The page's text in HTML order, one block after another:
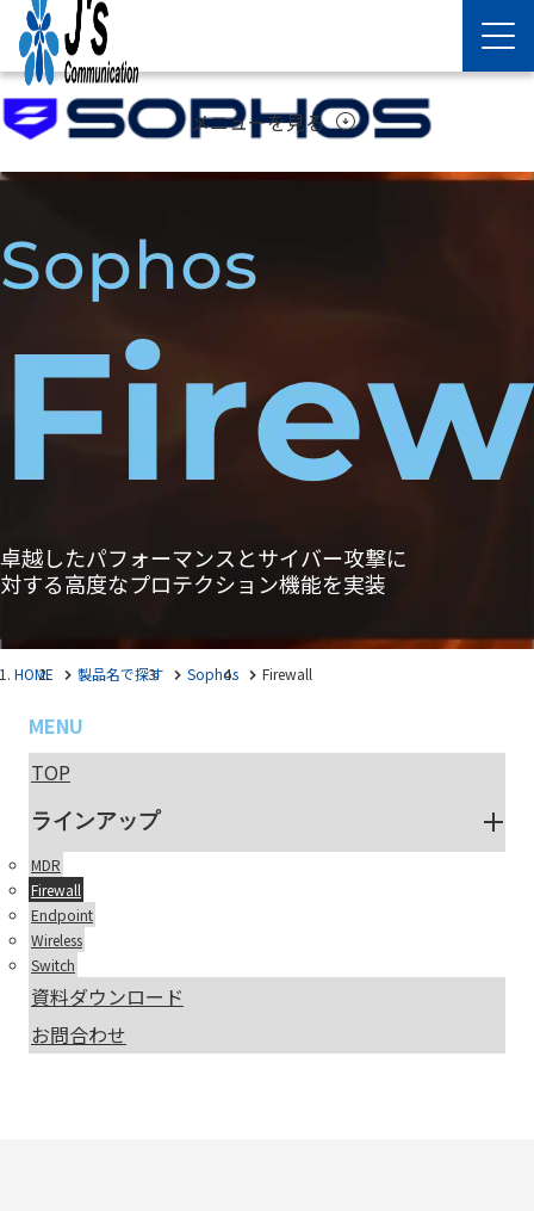
メニューを見る arrow_circle_down
卓越したパフォーマンスとサイバー攻撃に
対する高度なプロテクション機能を実装
HOME 製品名で探す Sophos Firewall
MENU
TOP
ラインアップ
MDR
Firewall
Endpoint
Wireless
Switch
資料ダウンロード
お問合わせ